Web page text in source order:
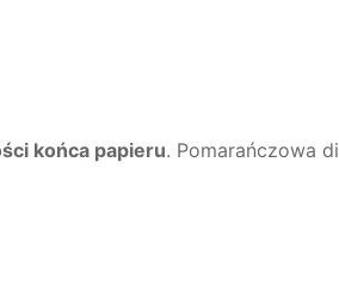
końca papieru. Pomarańczowa